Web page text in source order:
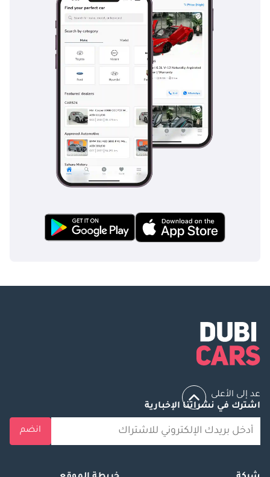
عد إلى الأعلى
اشترك في نشراتنا الإخبارية
انضم